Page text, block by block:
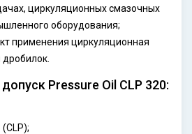
циркуляционных смазочных
оборудования;
применения циркуляционная
Pressure Oil CLP 320: